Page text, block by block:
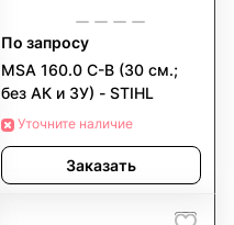
По запросу
MSA 160.0 C-B (30 см.;
без АК и ЗУ) - STIHL
Уточните наличие
Заказать